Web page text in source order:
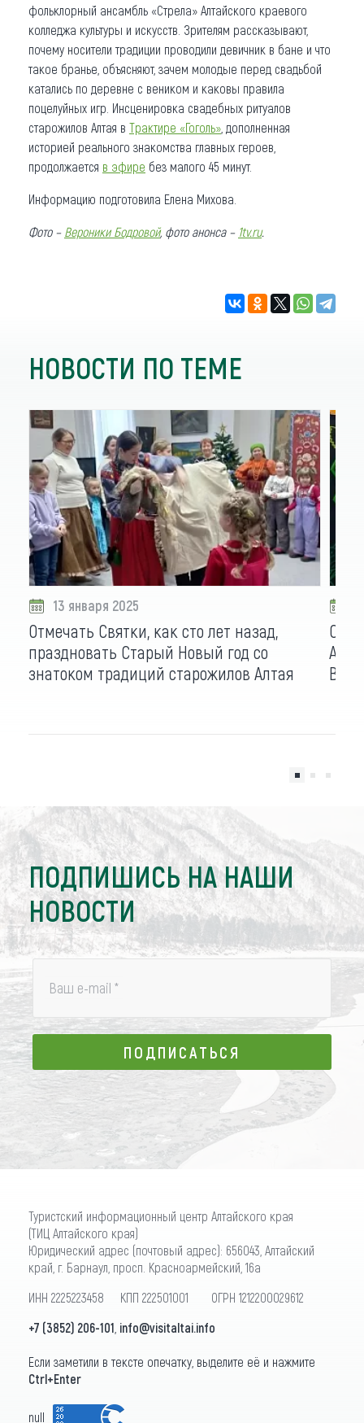
фольклорный ансамбль «Стрела» Алтайского краевого
колледжа культуры и искусств. Зрителям рассказывают,
почему носители традиции проводили девичник в бане и что
такое бранье, объясняют, зачем молодые перед свадьбой
катались по деревне с веником и каковы правила
поцелуйных игр. Инсценировка свадебных ритуалов
старожилов Алтая в Трактире «Гоголь» , дополненная
историей реального знакомства главных героев,
продолжается в эфире без малого 45 минут.
Информацию подготовила Елена Михова.
Фото – Вероники Бодровой, фото анонса – 1tv.ru.
НОВОСТИ ПО ТЕМЕ
13 января 2025
Отмечать Святки, как сто лет назад,
праздновать Старый Новый год со
знатоком традиций старожилов Алтая
ПОДПИШИСЬ НА НАШИ
НОВОСТИ
Ваш e-mail *
ПОДПИСАТЬСЯ
ПОДПИСАТЬСЯ
Туристский информационный центр Алтайского края
(ТИЦ Алтайского края)
Юридический адрес (почтовый адрес): 656043, Алтайский
край, г. Барнаул, просп. Красноармейский, 16а
ИНН 2225223458 КПП 222501001 ОГРН 1212200029612
+7 (3852) 206-101 info@visitaltai.info
Если заметили в тексте опечатку, выделите её и нажмите
Ctrl+Enter
null